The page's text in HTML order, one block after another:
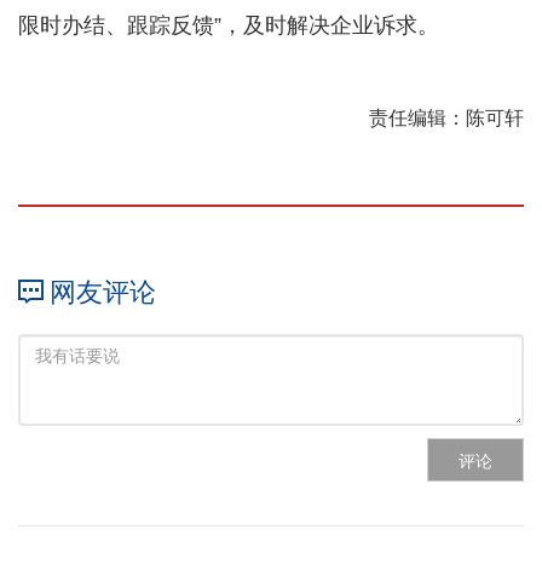
限时办结、跟踪反馈”，及时解决企业诉求。
责任编辑：陈可轩
网友评论
评论